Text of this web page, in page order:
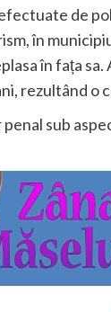
de
în
în fața
rezultând o
sub